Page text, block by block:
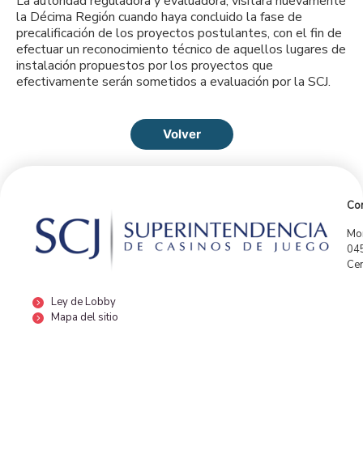
la Décima Región cuando haya concluido la fase de
precalificación de los proyectos postulantes, con el fin de
efectuar un reconocimiento técnico de aquellos lugares de
instalación propuestos por los proyectos que
efectivamente serán sometidos a evaluación por la SCJ.
Volver
Ley de Lobby
Mapa del sitio